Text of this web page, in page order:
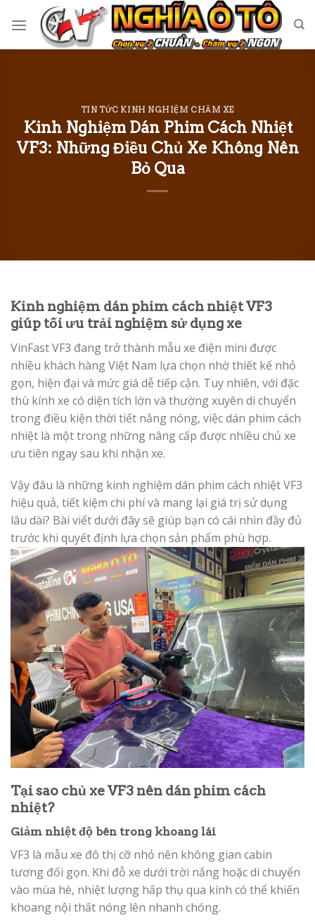
TIN TỨC KINH NGHIỆM CHĂM XE
Kinh Nghiệm Dán Phim Cách Nhiệt
VF3: Những Điều Chủ Xe Không Nên
Bỏ Qua
Kinh nghiệm dán phim cách nhiệt VF3
giúp tối ưu trải nghiệm sử dụng xe
VinFast VF3 đang trở thành mẫu xe điện mini được
nhiều khách hàng Việt Nam lựa chọn nhờ thiết kế nhỏ
gọn, hiện đại và mức giá dễ tiếp cận. Tuy nhiên, với đặc
thù kính xe có diện tích lớn và thường xuyên di chuyển
trong điều kiện thời tiết nắng nóng, việc dán phim cách
nhiệt là một trong những nâng cấp được nhiều chủ xe
ưu tiên ngay sau khi nhận xe.
Vậy đâu là những kinh nghiệm dán phim cách nhiệt VF3
hiệu quả, tiết kiệm chi phí và mang lại giá trị sử dụng
lâu dài? Bài viết dưới đây sẽ giúp bạn có cái nhìn đầy đủ
trước khi quyết định lựa chọn sản phẩm phù hợp.
Tại sao chủ xe VF3 nên dán phim cách
nhiệt?
Giảm nhiệt độ bên trong khoang lái
VF3 là mẫu xe đô thị cỡ nhỏ nên không gian cabin
tương đối gọn. Khi đỗ xe dưới trời nắng hoặc di chuyển
vào mùa hè, nhiệt lượng hấp thụ qua kính có thể khiến
khoang nội thất nóng lên nhanh chóng.